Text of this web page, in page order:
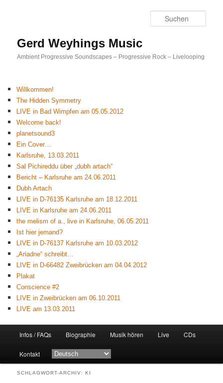
Gerd Weyhings Music
Ambient Progressive Soundscapes – Progressive Rock – Livelooping
Willkommen!
The Hidden Symmetry
LIVE in Bad Wimpfen am 05.05.2012
Welcome back!
planetsound3
Ein Cover…
Karlsruhe, 13.03.2011
Sal Pichireddu über „dubh artach“
Bericht – Karlsruhe am 24.06.2011
Dubh Artach
LIVE in D-76135 Karlsruhe am 18.12.2011
LIVE in Karlsruhe am 24.06.2011
the melism of a., live in Karlsruhe, 06.05.2011
Ist hier jemand?
LIVE in D-76137 Karlsruhe am 10.03.2012
„Ariadne“ schreibt…
LIVE in D-66482 Zweibrücken am 04.04.2012
Plakat
Conscience #2
LIVE in Zweibrücken am 06.10.2011
LIVE am 13.03.2011
Zum
primären
Zum
sekundären
Infos / FAQs Biographie Musik hören Live CDs
Kontakt
SCHLAGWORT-ARCHIV:KI